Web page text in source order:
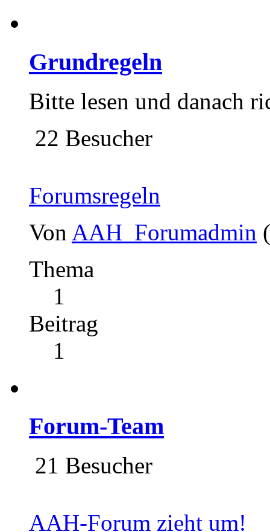
Grundregeln
Bitte lesen und danach
22 Besucher
Forumsregeln
Von AAH_Forumadmin
Thema
1
Beitrag
1
Forum-Team
21 Besucher
AAH-Forum zieht um!